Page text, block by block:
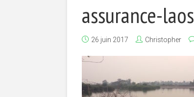
assurance-laos
26 juin 2017 Christopher